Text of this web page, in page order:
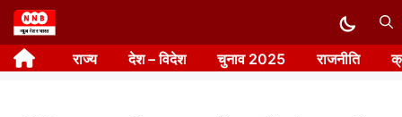
Skip
to
content राज्य देश – विदेश चुनाव 2025 राजनीति